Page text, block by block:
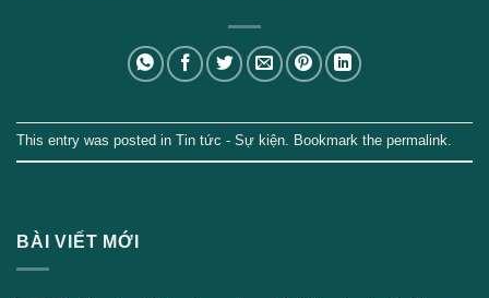
BÀI VIẾT MỚI
This entry was posted in Tin tức - Sự kiện. Bookmark the permalink.